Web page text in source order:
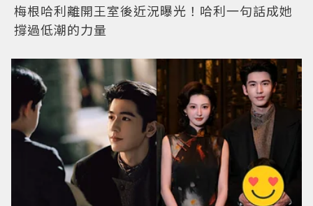
梅根哈利離開王室後近況曝光！哈利一句話成她
撐過低潮的力量